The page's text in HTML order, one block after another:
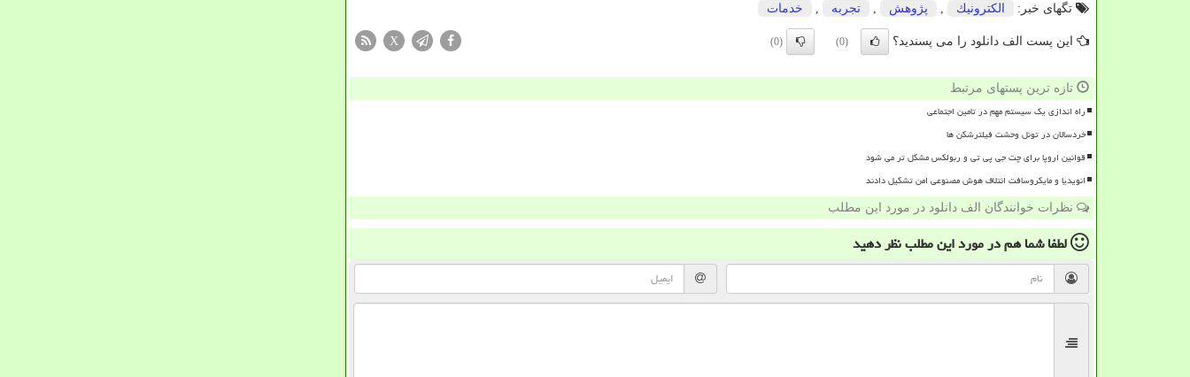
تگهای خبر: الكترونیك پژوهش تجربه خدمات
این پست الف دانلود را می پسندید؟ (0)
(0)
X
تازه ترین پستهای مرتبط
راه اندازی یک سیستم مهم در تامین اجتماعی
خردسالان در تونل وحشت فیلترشکن ها
قوانین اروپا برای چت جی پی تی و ربولکس مشکل تر می شود
انویدیا و مایکروسافت ائتلاف هوش مصنوعی امن تشکیل دادند
نظرات خوانندگان الف دانلود در مورد این مطلب
لطفا شما همدر مورد این مطلبنظر دهید